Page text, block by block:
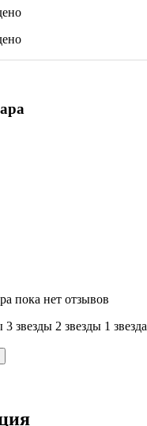
пока нет отзывов
3 звeзды 2 звeзды 1 звeзда